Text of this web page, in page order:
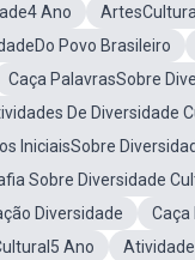
Ano
Povo Brasileiro
Caça PalavrasSobre
De Diversidade
IniciaisSobre
Sobre Diversidade
Diversidade
Caça
Ano